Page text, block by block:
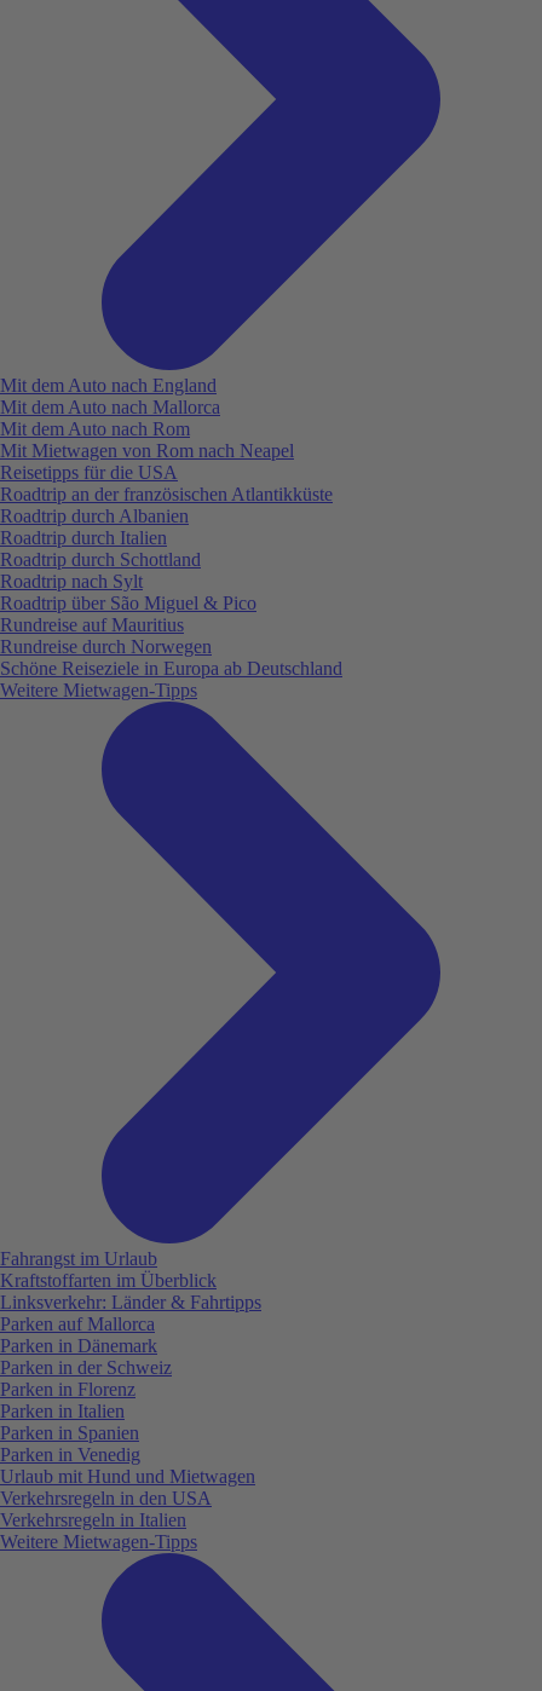
Mit dem Auto nach England
Mit dem Auto nach Mallorca
Mit dem Auto nach Rom
Mit Mietwagen von Rom nach Neapel
Reisetipps für die USA
Roadtrip an der französischen Atlantikküste
Roadtrip durch Albanien
Roadtrip durch Italien
Roadtrip durch Schottland
Roadtrip nach Sylt
Roadtrip über São Miguel & Pico
Rundreise auf Mauritius
Rundreise durch Norwegen
Schöne Reiseziele in Europa ab Deutschland
Weitere Mietwagen-Tipps
Fahrangst im Urlaub
Kraftstoffarten im Überblick
Linksverkehr: Länder & Fahrtipps
Parken auf Mallorca
Parken in Dänemark
Parken in der Schweiz
Parken in Florenz
Parken in Italien
Parken in Spanien
Parken in Venedig
Urlaub mit Hund und Mietwagen
Verkehrsregeln in den USA
Verkehrsregeln in Italien
Weitere Mietwagen-Tipps